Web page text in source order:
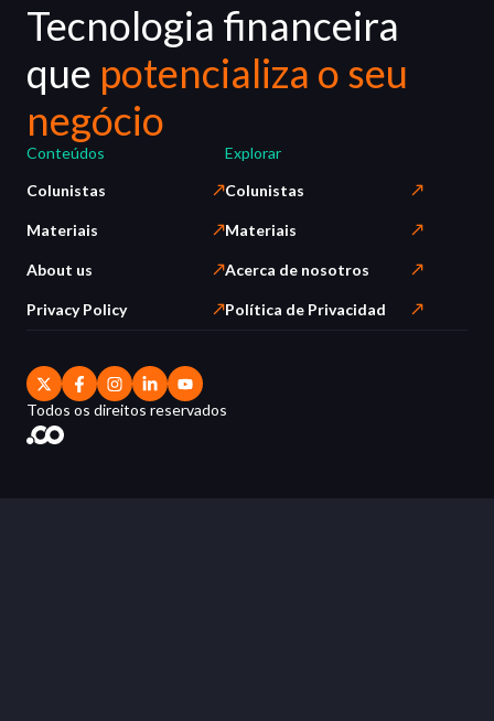
Tecnologia financeira
que potencializa o seu
negócio
Conteúdos
Colunistas
Materiais
About us
Privacy Policy
Explorar
Colunistas
Materiais
Acerca de nosotros
Política de Privacidad
Todos os direitos reservados